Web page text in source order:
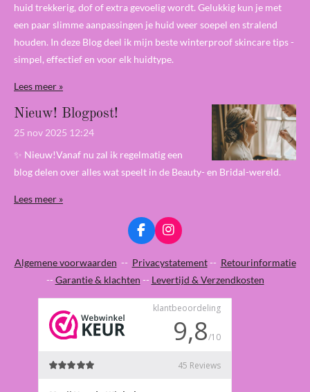
huid trekkerig, dof of extra gevoelig wordt. Gelukkig kun je met
een paar slimme aanpassingen je huid weer soepel en stralend
houden. In deze Blog deel ik mijn beste winterproof skincare tips -
simpel, effectief en voor elk huidtype.
Lees meer »
Nieuw! Blogpost!
25 nov 2025 12:24
✨ Nieuw!Vanaf nu zal ik regelmatig een
blog delen over alles wat speelt in de Beauty- en Bridal-wereld.
Lees meer »
F
a
c
b
o
I
n
s
a
g
r
m
Algemene voorwaarden -- Privacystatement-- Retourinformatie
-- Garantie & klachten -- Levertijd & Verzendkosten